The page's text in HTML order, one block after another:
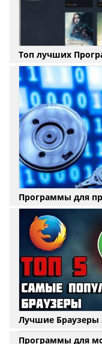
Топ лучших
Программы для
Лучшие Браузеры
Программы для